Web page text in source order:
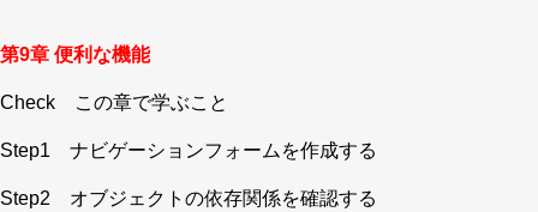
第9章 便利な機能
Check この章で学ぶこと
Step1 ナビゲーションフォームを作成する
Step2 オブジェクトの依存関係を確認する